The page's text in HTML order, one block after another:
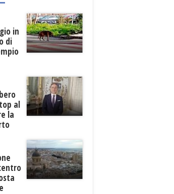
in
di
al
la